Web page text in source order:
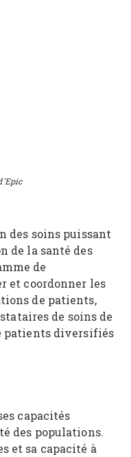
des soins puissant
de la santé des
de
et coordonner les
de patients,
de soins de
patients diversifiés
capacités
des populations.
et sa capacité à